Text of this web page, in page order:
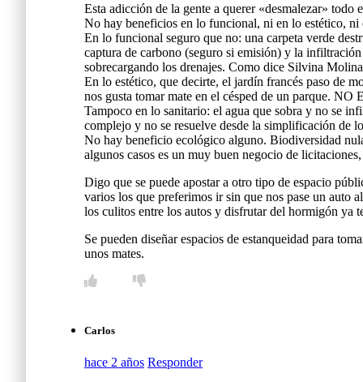
Esta adicción de la gente a querer «desmalezar» todo
No hay beneficios en lo funcional, ni en lo estético,
En lo funcional seguro que no: una carpeta verde
captura de carbono (seguro si emisión) y la
sobrecargando los drenajes. Como dice Silvina
En lo estético, que decirte, el jardín francés paso de
nos gusta tomar mate en el césped de un parque.
Tampoco en lo sanitario: el agua que sobra y no se
complejo y no se resuelve desde la simplificación de
No hay beneficio ecológico alguno. Biodiversidad
algunos casos es un muy buen negocio de
Digo que se puede apostar a otro tipo de espacio
varios los que preferimos ir sin que nos pase un auto
los culitos entre los autos y disfrutar del hormigón ya
Se pueden diseñar espacios de estanqueidad para
unos mates.
Carlos
hace 2 años Responder